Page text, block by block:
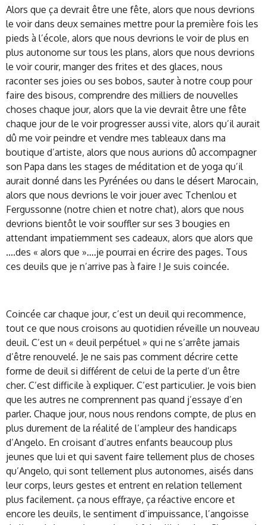
Alors que ça devrait être une fête, alors que nous devrions
le voir dans deux semaines mettre pour la première fois les
pieds à l’école, alors que nous devrions le voir de plus en
plus autonome sur tous les plans, alors que nous devrions
le voir courir, manger des frites et des glaces, nous
raconter ses joies ou ses bobos, sauter à notre coup pour
faire des bisous, comprendre des milliers de nouvelles
choses chaque jour, alors que la vie devrait être une fête
chaque jour de le voir progresser aussi vite, alors qu’il aurait
dû me voir peindre et vendre mes tableaux dans ma
boutique d’artiste, alors que nous aurions dû accompagner
son Papa dans les stages de méditation et de yoga qu’il
aurait donné dans les Pyrénées ou dans le désert Marocain,
alors que nous devrions le voir jouer avec Tchenlou et
Fergussonne (notre chien et notre chat), alors que nous
devrions bientôt le voir souffler sur ses 3 bougies en
attendant impatiemment ses cadeaux, alors que alors que
....des « alors que »….je pourrai en écrire des pages. Tous
ces deuils que je n’arrive pas à faire ! Je suis coincée.
Coincée car chaque jour, c’est un deuil qui recommence,
tout ce que nous croisons au quotidien réveille un nouveau
deuil. C’est un « deuil perpétuel » qui ne s’arrête jamais
d’être renouvelé. Je ne sais pas comment décrire cette
forme de deuil si différent de celui de la perte d’un être
cher. C’est difficile à expliquer. C’est particulier. Je vois bien
que les autres ne comprennent pas quand j’essaye d’en
parler. Chaque jour, nous nous rendons compte, de plus en
plus durement de la réalité de l’ampleur des handicaps
d’Angelo. En croisant d’autres enfants beaucoup plus
jeunes que lui et qui savent faire tellement plus de choses
qu’Angelo, qui sont tellement plus autonomes, aisés dans
leur corps, leurs gestes et entrent en relation tellement
plus facilement. ça nous effraye, ça réactive encore et
encore les deuils, le sentiment d’impuissance, l’angoisse